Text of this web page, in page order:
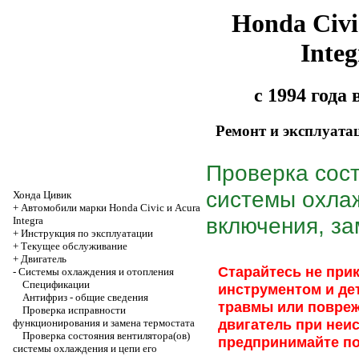
Honda
с 1994 года
Ремонт и
Хонда Цивик
+ Автомобили марки Honda Civic и Acura
Integra
+ Инструкция по эксплуатации
+ Текущее обслуживание
+ Двигатель
- Системы охлаждения и отопления
Спецификации
Антифриз - общие сведения
Проверка исправности
функционирования и замена термостата
Проверка состояния вентилятора(ов)
системы охлаждения и цепи его
Проверка
системы
включения,
Старайтесь не
инструментом и
травмы или
двигатель при
предпринимайте